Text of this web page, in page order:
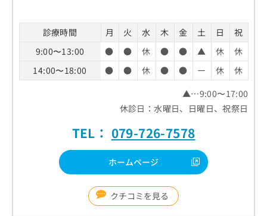
診療時間 月 火 水 木 金 土 日
祝
9:00〜13:00
● ● 休 ● ● ▲ 休
休
14:00〜18:00
● ● 休 ● ● ー 休
休
▲…9:00〜17:00
休診日：水曜日、日曜日、祝祭日
TEL： 079-726-7578
ホームページ
クチコミを見る